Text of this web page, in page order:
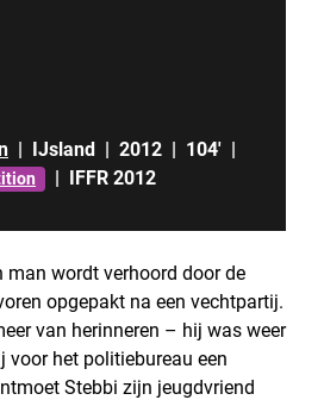
| IJsland | 2012 | 104' |
| IFFR 2012
man wordt verhoord door de
opgepakt na een vechtpartij.
van herinneren – hij was weer
voor het politiebureau een
Stebbi zijn jeugdvriend